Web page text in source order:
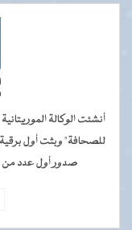
للصحافة" وبثت أول
صدور أول عدد من